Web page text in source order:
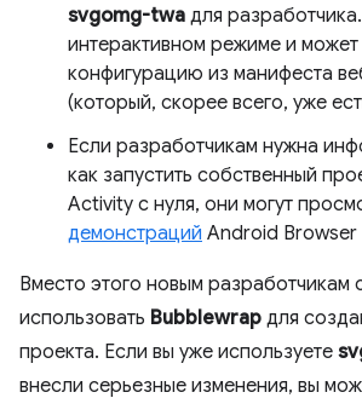
svgomg-twa для
интерактивном режиме и может
конфигурацию из манифеста
(который, скорее всего, уже
Если разработчикам нужна
как запустить собственный
Activity с нуля, они могут
демонстраций Android Browser
Вместо этого новым разработчикам
использовать Bubblewrap для
проекта. Если вы уже используете
внесли серьезные изменения, вы